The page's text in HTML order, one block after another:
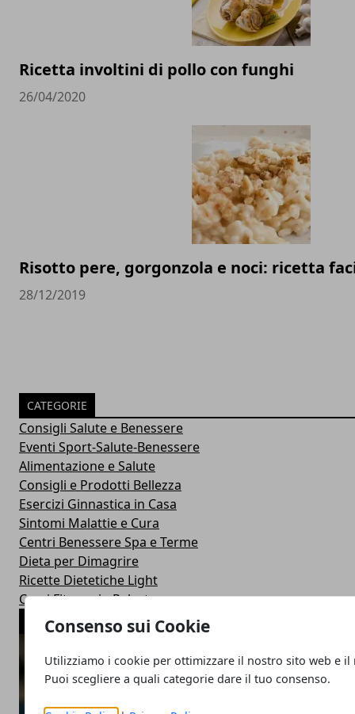
Consenso sui Cookie
Utilizziamo i cookie per ottimizzare il nostro sito web e il
Puoi scegliere a quali categorie dare il tuo consenso.
Ricetta involtini di pollo con funghi
26/04/2020
Risotto pere, gorgonzola e noci: ricetta
28/12/2019
CATEGORIE
Consigli Salute e Benessere
Eventi Sport-Salute-Benessere
Alimentazione e Salute
Consigli e Prodotti Bellezza
Esercizi Ginnastica in Casa
Sintomi Malattie e Cura
Centri Benessere Spa e Terme
Dieta per Dimagrire
Ricette Dietetiche Light
Corsi Fitness in Palestra
ARTICOLI POPOLARI